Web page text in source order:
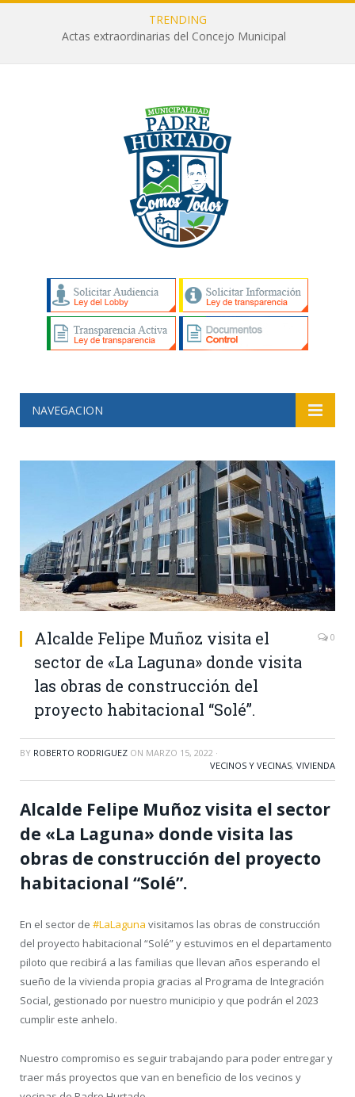
TRENDING
Actas extraordinarias del Concejo Municipal
NAVEGACION
Alcalde Felipe Muñoz visita el
sector de «La Laguna» donde visita
las obras de construcción del
proyecto habitacional “Solé”.
0
BY ROBERTO RODRIGUEZ ON MARZO 15, 2022 ·
VECINOS Y VECINAS, VIVIENDA
Alcalde Felipe Muñoz visita el sector
de «La Laguna» donde visita las
obras de construcción del proyecto
habitacional “Solé”.
En el sector de #LaLaguna visitamos las obras de construcción
del proyecto habitacional “Solé” y estuvimos en el departamento
piloto que recibirá a las familias que llevan años esperando el
sueño de la vivienda propia gracias al Programa de Integración
Social, gestionado por nuestro municipio y que podrán el 2023
cumplir este anhelo.
Nuestro compromiso es seguir trabajando para poder entregar y
traer más proyectos que van en beneficio de los vecinos y